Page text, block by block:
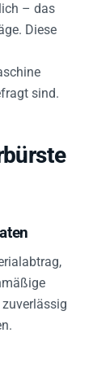
– das
Diese
sind.